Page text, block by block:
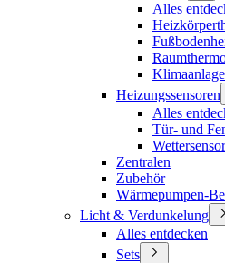
Alles
Heizungssensoren
Alles
Tür- und
Zentralen
Zubehör
Wärmepumpen-
Licht & Verdunkelung
Alles entdecken
Sets